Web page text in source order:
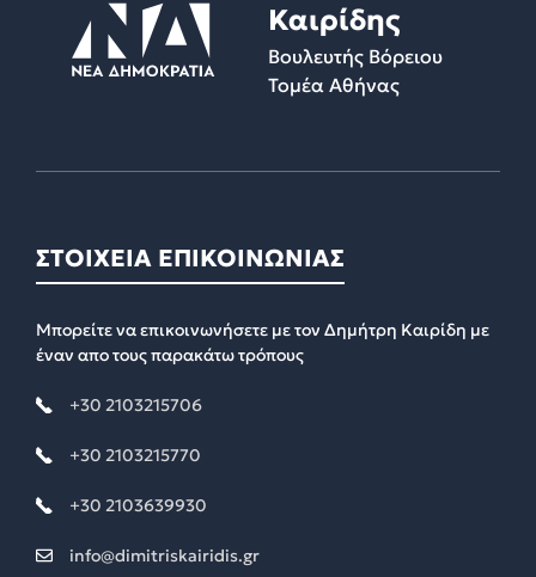
Καιρίδης
Βουλευτής Βόρειου
Τομέα Αθήνας
ΣΤΟΙΧΕΙΑ ΕΠΙΚΟΙΝΩΝΙΑΣ
Μπορείτε να επικοινωνήσετε με τον Δημήτρη Καιρίδη με
έναν απο τους παρακάτω τρόπους
+30 2103215706
+30 2103215770
+30 2103639930
info@dimitriskairidis.gr